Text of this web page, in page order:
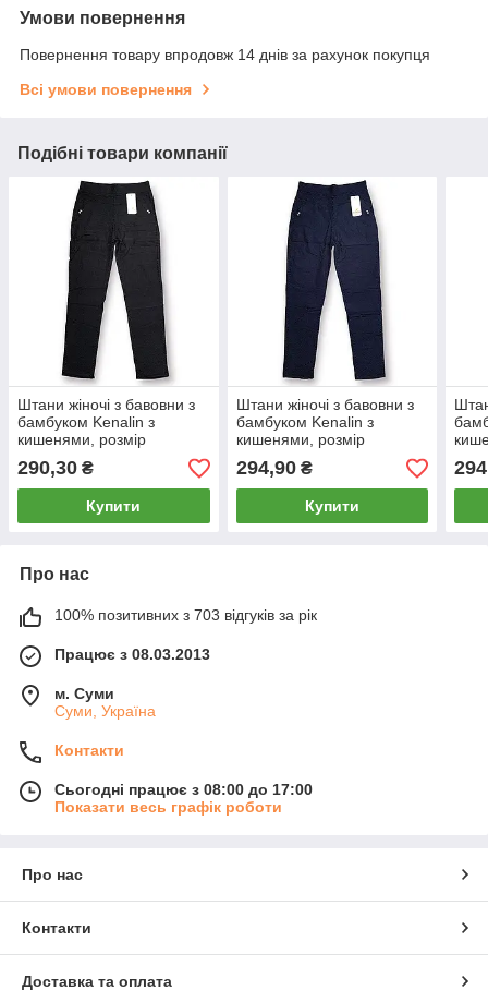
Умови повернення
Повернення товару впродовж 14 днів за рахунок покупця
Всі умови повернення
Подібні товари компанії
Штани жіночі з бавовни з
бамбуком Kenalin з
кишенями, розмір
4XL/5XL, чорні, 507-3W
290,30 ₴
Купити
Штани жіночі з бавовни з
бамбуком Kenalin з
кишенями, розмір
5XL/6XL, сині, 507-3W
294,90₴
Купити
Про нас
100% позитивних з 703 відгуків за рік
Працює з 08.03.2013
м. Суми
Суми, Україна
Контакти
Сьогодні працює з 08:00 до 17:00
Показати весь графік роботи
Про нас
Контакти
Доставка та оплата